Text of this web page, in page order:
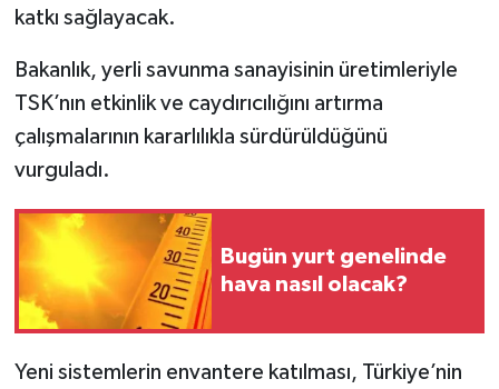
katkı sağlayacak.
Bakanlık, yerli savunma sanayisinin üretimleriyle
TSK’nın etkinlik ve caydırıcılığını artırma
çalışmalarının kararlılıkla sürdürüldüğünü
vurguladı.
Bugün yurt genelinde
hava nasıl olacak?
Yeni sistemlerin envantere katılması, Türkiye’nin